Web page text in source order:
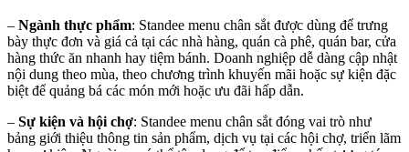
– Ngành thực phẩm: Standee menu chân sắt được dùng để trưng
bày thực đơn và giá cả tại các nhà hàng, quán cà phê, quán bar, cửa
hàng thức ăn nhanh hay tiệm bánh. Doanh nghiệp dễ dàng cập nhật
nội dung theo mùa, theo chương trình khuyến mãi hoặc sự kiện đặc
biệt để quảng bá các món mới hoặc ưu đãi hấp dẫn.
– Sự kiện và hội chợ: Standee menu chân sắt đóng vai trò như
bảng giới thiệu thông tin sản phẩm, dịch vụ tại các hội chợ, triển lãm